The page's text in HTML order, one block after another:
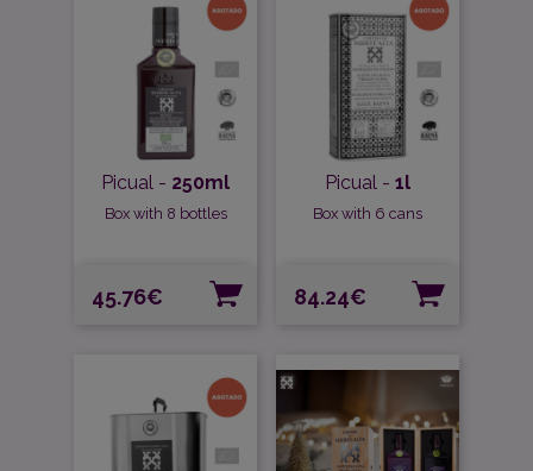
Picual - 250ml
Box with 8 bottles
Precio
45.76€
Picual - 1l
Box with 6 cans
Precio
84.24€